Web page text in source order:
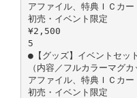
アファイル、特典ＩＣカー
初売・イベント限定
¥2,500
5
●【グッズ】イベントセッ
（内容／フルカラーマグ
アファイル、特典ＩＣカー
初売・イベント限定